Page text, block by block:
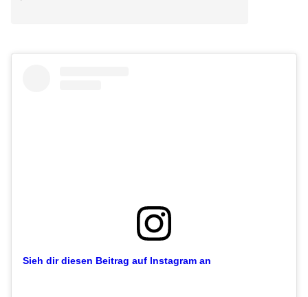
Sieh dir diesen Beitrag auf Instagram an